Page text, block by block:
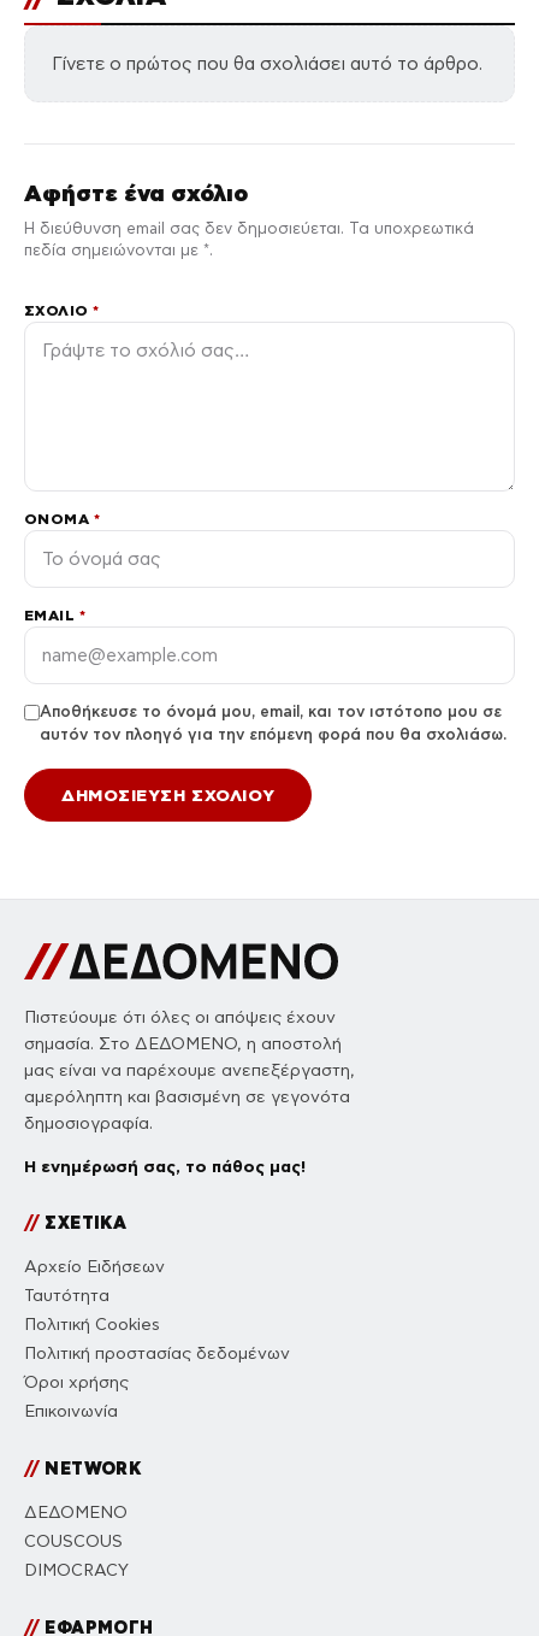
Γίνετε ο πρώτος που θα σχολιάσει αυτό το άρθρο.
Αφήστε ένα σχόλιο
Η διεύθυνση email σας δεν δημοσιεύεται. Τα υποχρεωτικά
πεδία σημειώνονται με *.
ΣΧΌΛΙΟ*
ΌΝΟΜΑ *
EMAIL *
Αποθήκευσε το όνομά μου, email, και τον ιστότοπο μου σε
αυτόν τον πλοηγό για την επόμενη φορά που θα σχολιάσω.
Πιστεύουμε ότι όλες οι απόψεις έχουν
σημασία. Στο ΔΕΔΟΜΕΝΟ, η αποστολή
μας είναι να παρέχουμε ανεπεξέργαστη,
αμερόληπτη και βασισμένη σε γεγονότα
δημοσιογραφία.
Η ενημέρωσή σας, το πάθος μας!
//ΣΧΕΤΙΚΑ
Αρχείο Ειδήσεων
Ταυτότητα
Πολιτική Cookies
Πολιτική προστασίας δεδομένων
Όροι χρήσης
Επικοινωνία
//NETWORK
ΔΕΔΟΜΕΝΟ
COUSCOUS
DIMOCRACY
//ΕΦΑΡΜΟΓΗ